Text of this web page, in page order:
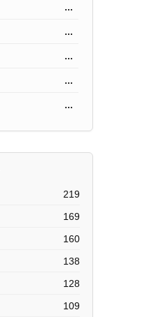
...
...
...
...
...
219
169
160
138
128
109